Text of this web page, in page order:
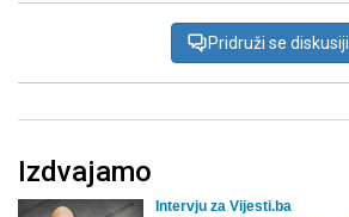
Pridruži se diskusiji
Izdvajamo
Intervju za Vijesti.ba